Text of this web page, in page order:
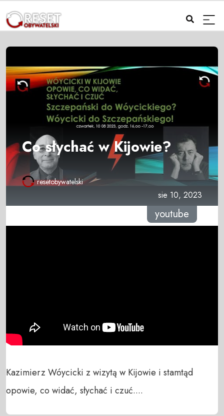
Co słychać w Kijowie?
resetobywatelski
sie 10, 2023
youtube
Kazimierz Wóycicki z wizytą w Kijowie i stamtąd
opowie, co widać, słychać i czuć....